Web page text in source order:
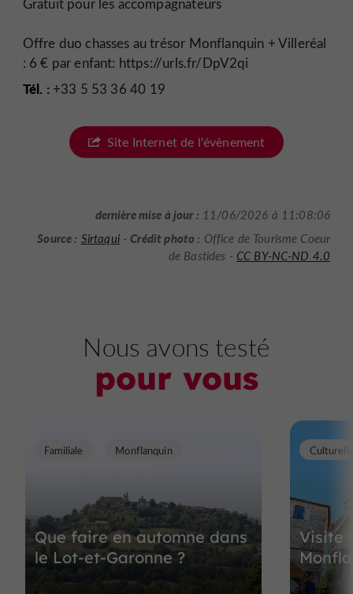
Offre duo chasses au trésor Monflanquin + Villeréal
: 6 € par enfant: https://urls.fr/DpV2qi
Tél. :+33 5 53 36 40 19
Site Internet de l'évènement
dernière mise à jour : 11/06/2026 à 11:08:06
Source : Sirtaqui-Crédit photo : Office de Tourisme Coeur
de Bastides - CC BY-NC-ND 4.0
Nous avons testé
pour vous
Que faire en automne dans
le Lot-et-Garonne ?
Familiale Monflanquin
Visite